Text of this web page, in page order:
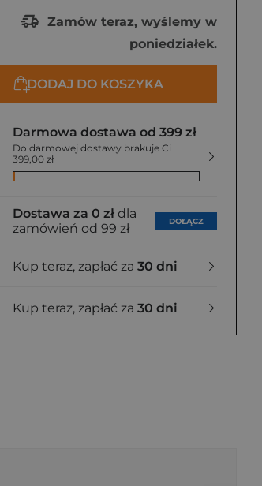
Zamów teraz, wyślemy w
poniedziałek.
DODAJ DO KOSZYKA
Darmowa dostawa od 399 zł
Do darmowej dostawy brakuje Ci
399,00 zł
Dostawa za 0 zł dla
zamówień od 99 zł
DOŁĄCZ
Kup teraz, zapłać za 30 dni
Kup teraz, zapłać za 30 dni